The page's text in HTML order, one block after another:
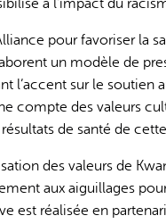
à l’impact du
pour favoriser la
un modèle de
l’accent sur le soutien
compte des valeurs
de santé de
des valeurs de
aux aiguillages
est réalisée en